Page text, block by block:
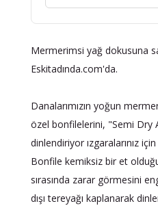
Mermerimsi yağ dokusuna
Eskitadında.com'da.
Danalarımızın yoğun
özel bonfilelerini, "Semi Dry
dinlendiriyor ızgaralarınız
Bonfile kemiksiz bir et
sırasında zarar görmesini
dışı tereyağı kaplanarak